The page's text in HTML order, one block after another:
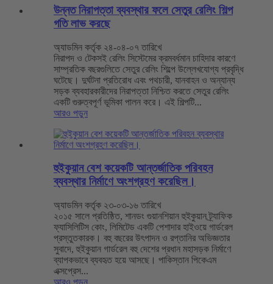
উন্নত নিরাপত্তা ব্যবস্থার ফলে সেতুর রেলিং শিল্প
গতি লাভ করছে
অ্যাডমিন কর্তৃক ২৪-০৪-০৭ তারিখে
নিরাপদ ও টেকসই রেলিং সিস্টেমের ক্রমবর্ধমান চাহিদার কারণে
সাম্প্রতিক বছরগুলিতে সেতুর রেলিং শিল্পে উল্লেখযোগ্য প্রবৃদ্ধি
ঘটেছে। দুর্ঘটনা প্রতিরোধ এবং পথচারী, যানবাহন ও অন্যান্য
সড়ক ব্যবহারকারীদের নিরাপত্তা নিশ্চিত করতে সেতুর রেলিং
একটি গুরুত্বপূর্ণ ভূমিকা পালন করে। এই শিল্পটি...
আরও পড়ুন
হুইকুয়ান বেশ কয়েকটি আন্তর্জাতিক পরিবহন
ব্যবস্থার নির্মাণে অংশগ্রহণ করেছিল।
অ্যাডমিন কর্তৃক ২৩-০৩-১৬ তারিখে
২০১৫ সালে প্রতিষ্ঠিত, শানডং গুয়ানশিয়ান হুইকুয়ান ট্র্যাফিক
ফ্যাসিলিটিস কোং, লিমিটেড একটি পেশাদার হাইওয়ে গার্ডরেল
প্রস্তুতকারক। বহু বছরের উৎপাদন ও রপ্তানির অভিজ্ঞতার
সুবাদে, হুইকুয়ান গার্ডরেল বহু দেশের প্রধান মহাসড়ক নির্মাণে
ব্যাপকভাবে ব্যবহৃত হয়ে আসছে। পাকিস্তান পিকেএম
এক্সপ্রেস...
আরও পড়ুন